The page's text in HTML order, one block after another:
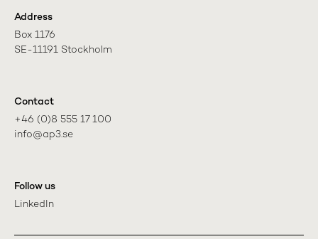
Address
Box 1176
SE-11191 Stockholm
Contact
+46 (0)8 555 17 100
info@ap3.se
Follow us
LinkedIn